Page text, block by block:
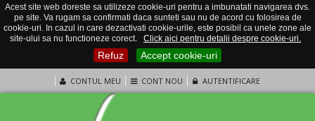
Acest site web doreste sa utilizeze cookie-uri pentru a imbunatati navigarea dvs.
pe site. Va rugam sa confirmati daca sunteti sau nu de acord cu folosirea de
cookie-uri. In cazul in care dezactivati cookie-urile, este posibil ca unele zone ale
site-ului sa nu functioneze corect.
Click aici pentru detalii despre cookie-uri.
Refuz Accept cookie-uri
CONTUL MEU CONT NOU AUTENTIFICARE